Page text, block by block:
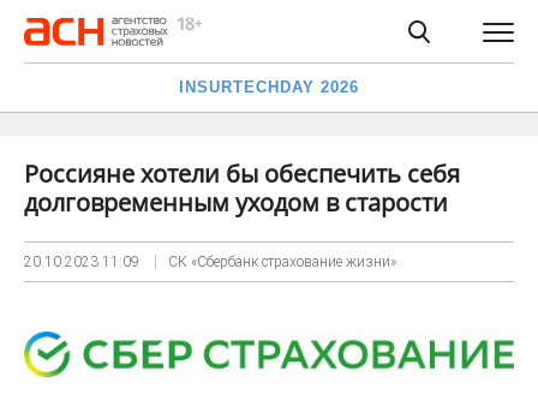
INSURTECHDAY 2026
Россияне хотели бы обеспечить себя
долговременным уходом в старости
20.10.2023 11:09 СК «Сбербанк страхование жизни»